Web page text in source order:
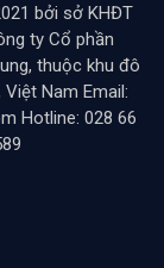
bởi sở KHĐT
ty Cổ phần
thuộc khu đô
Nam Email:
Hotline: 028 66